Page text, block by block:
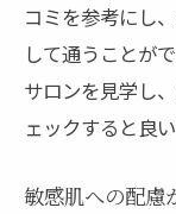
コミを参考にし
して通うことが
サロンを見学し
ェックすると良い
敏感肌への配慮